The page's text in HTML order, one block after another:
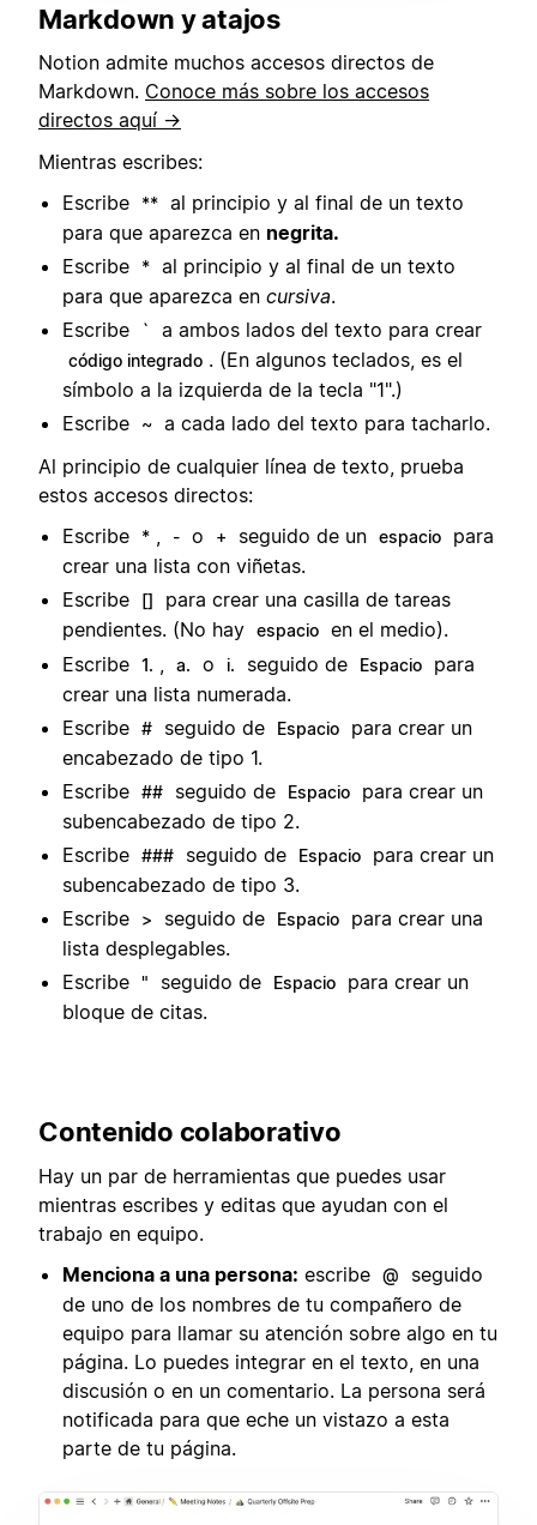
Markdown y atajos
Notion admite muchos accesos directos de
Markdown. Conoce más sobre los accesos
directos aquí →
Mientras escribes:
Escribe
** al principio y al final de un texto
para que aparezca en negrita.
Escribe
* al principio y al final de un texto
para que aparezca en cursiva.
Escribe
` a ambos lados del texto para crear
código integrado . (En algunos teclados, es el
símbolo a la izquierda de la tecla "1".)
Escribe
~ a cada lado del texto para tacharlo.
Al principio de cualquier línea de texto, prueba
estos accesos directos:
Escribe
* - o + seguido de un espacio
para
crear una lista con viñetas.
Escribe
[]
para crear una casilla de tareas
pendientes. (No hay espacio en el medio).
Escribe 1. a. o i. seguido de Espacio
para
crear una lista numerada.
Escribe # seguido de Espacio
para crear un
encabezado de tipo 1.
Escribe ## seguido de Espacio
para crear un
subencabezado de tipo 2.
Escribe ### seguido de Espacio
para crear un
subencabezado de tipo 3.
Escribe
> seguido de Espacio
para crear una
lista desplegables.
Escribe " seguido de Espacio
para crear un
bloque de citas.
Contenido colaborativo
Hay un par de herramientas que puedes usar
mientras escribes y editas que ayudan con el
trabajo en equipo.
Menciona a una persona: escribe @
seguido
de uno de los nombres de tu compañero de
equipo para llamar su atención sobre algo en tu
página. Lo puedes integrar en el texto, en una
discusión o en un comentario. La persona será
notificada para que eche un vistazo a esta
parte de tu página.